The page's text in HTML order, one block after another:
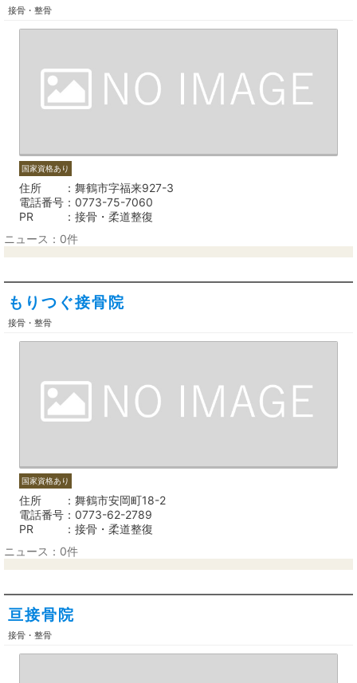
接骨・整骨
国家資格あり
住所
舞鶴市字福来927-3
電話番号
0773-75-7060
PR
接骨・柔道整復
ニュース：0件
もりつぐ接骨院
接骨・整骨
国家資格あり
住所
舞鶴市安岡町18-2
電話番号
0773-62-2789
PR
接骨・柔道整復
ニュース：0件
亘接骨院
接骨・整骨